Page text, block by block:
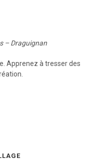
– Draguignan
Apprenez à tresser des